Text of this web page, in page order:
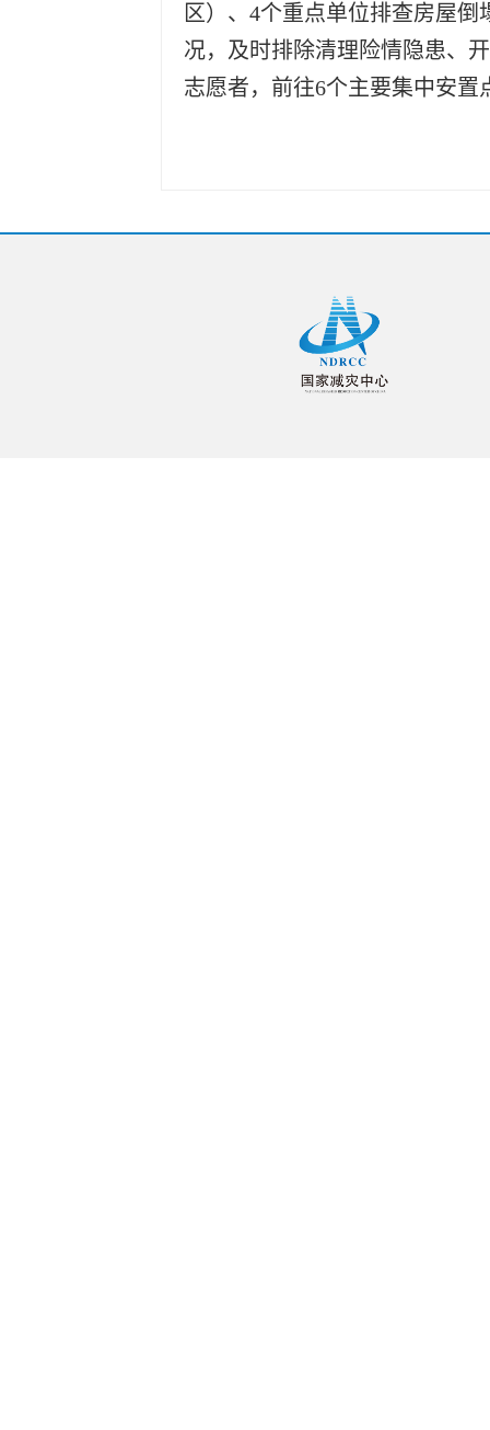
区）、4个重点单位排查房屋
况，及时排除清理险情隐患、
志愿者，前往6个主要集中安